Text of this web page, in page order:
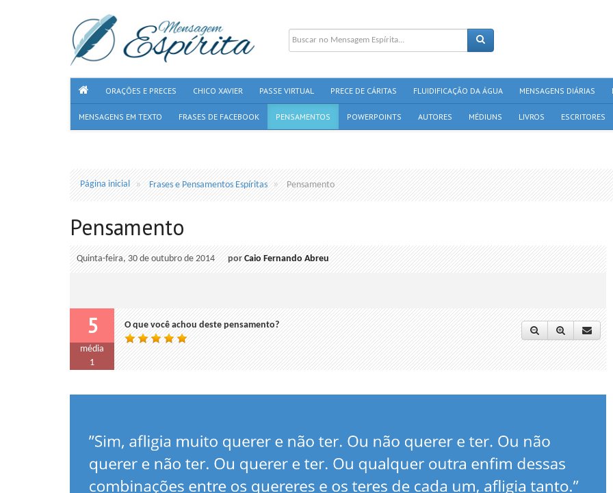
ORAÇÕES E PRECES CHICO XAVIER PASSE VIRTUAL PRECE DE CÁRITAS FLUIDIFICAÇÃO DA ÁGUA MENSAGENS DIÁRIAS
MENSAGENS EM TEXTO FRASES DE FACEBOOK PENSAMENTOS POWERPOINTS AUTORES MÉDIUNS LIVROS ESCRITORES
Página inicial Frases e Pensamentos Espíritas Pensamento
Pensamento
Quinta-feira, 30 de outubro de 2014 porCaio Fernando Abreu
5
média
1
O que você achou deste pensamento?